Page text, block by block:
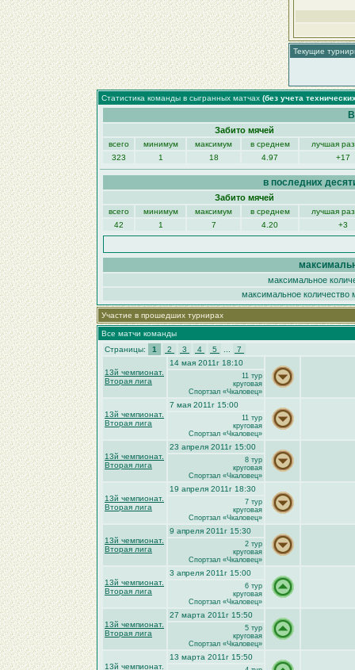
Текущие
Статистика команды в сыгранных матчах (без учета
Забито мячей
всего минимум максимум в среднем
лучшая
323
1 18 4.97 +17
в последних
Забито мячей
всего минимум максимум в среднем
лучшая
42
1 7 4.20 +3
максимальное
максимальное количество
Участие в прошедших турнирах
Все матчи команды
Страницы:
1 2 3 4 5 7
13й чемпионат.
Вторая лига
14 мая 2011г 18:10
11 тур
круговая
Спортзал «Чкаловец»
13й чемпионат.
Вторая лига
7 мая 2011г 15:00
11 тур
круговая
Спортзал «Чкаловец»
13й чемпионат.
Вторая лига
23 апреля 2011г 15:00
8 тур
круговая
Спортзал «Чкаловец»
13й чемпионат.
Вторая лига
19 апреля 2011г 18:30
7 тур
круговая
Спортзал «Чкаловец»
13й чемпионат.
Вторая лига
9 апреля 2011г 15:30
2 тур
круговая
Спортзал «Чкаловец»
13й чемпионат.
Вторая лига
3 апреля 2011г 15:00
6 тур
круговая
Спортзал «Чкаловец»
13й чемпионат.
Вторая лига
27 марта 2011г 15:50
5 тур
круговая
Спортзал «Чкаловец»
13й чемпионат.
13 марта 2011г 15:50